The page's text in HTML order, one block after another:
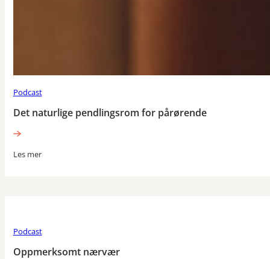
Podcast
Det naturlige pendlingsrom for pårørende
Les mer
Podcast
Oppmerksomt nærvær